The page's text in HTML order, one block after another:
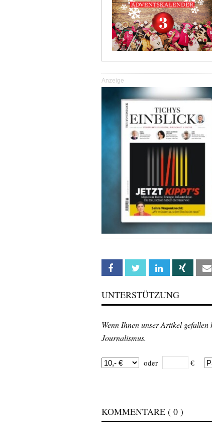
Anzeige
Facebook Twitter Linkedin Xing
UNTERSTÜTZUNG
Wenn Ihnen unser Artikel
Journalismus.
oder €
KOMMENTARE ( 0 )